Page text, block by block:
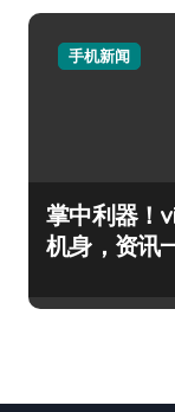
手机新闻
掌中利器！
机身，资讯